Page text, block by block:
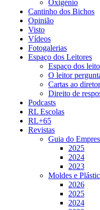
Oxigénio
Cantinho dos Bichos
Opinião
Visto
Vídeos
Fotogalerias
Espaço dos Leitores
Espaço dos
O leitor
Cartas ao diretor
Direito de
Podcasts
RL Escolas
RL+65
Revistas
Guia do
2025
2024
2023
Moldes e
2026
2025
2024